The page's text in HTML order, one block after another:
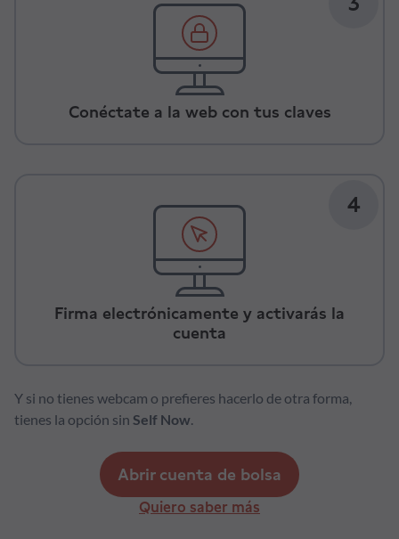
Conéctate a la web con tus claves
4
Firma electrónicamente y activarás la
cuenta
Y si no tienes webcam o prefieres hacerlo de otra forma,
tienes la opción sin Self Now.
Abrir cuenta de bolsa
Quiero saber más